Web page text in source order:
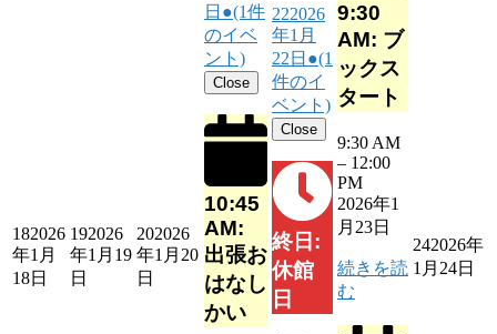
182026
年1月
18日
192026
年1月19
日
202026
年1月20
日
日 ●(1件
のイベ
ント)
Close
10:45
AM:
出張お
はなし
かい
222026
年1月
22日 ●(1
件のイ
ベント)
Close
終日:
休館
日
9:30
AM: ブ
ックス
タート
9:30 AM
– 12:00
PM
2026年1
月23日
続きを読
む
242026年
1月24日